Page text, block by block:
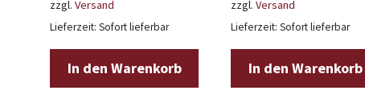
zzgl. Versand
Lieferzeit: Sofort lieferbar
In den Warenkorb
zzgl. Versand
Lieferzeit: Sofort lieferbar
In den Warenkorb